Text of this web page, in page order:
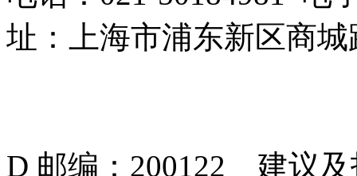
址：上海市浦东新区商
D 邮编：200122 建议